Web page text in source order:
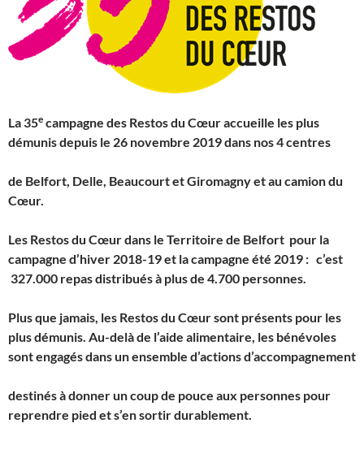
La 35e campagne des Restos du Cœur accueille les plus
démunis depuis le 26 novembre 2019 dans nos 4 centres
de Belfort, Delle, Beaucourt et Giromagny et au camion du
Cœur.
Les Restos du Cœur dans le Territoire de Belfort pour la
campagne d’hiver 2018-19 et la campagne été 2019 : c’est
327.000 repas distribués à plus de 4.700 personnes.
Plus que jamais, les Restos du Cœur sont présents pour les
plus démunis. Au-delà de l’aide alimentaire, les bénévoles
sont engagés dans un ensemble d’actions d’accompagnement
destinés à donner un coup de pouce aux personnes pour
reprendre pied et s’en sortir durablement.